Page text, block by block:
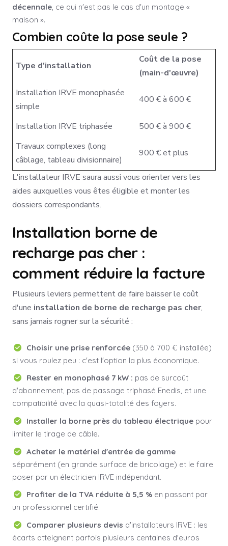
décennale, ce qui n'est pas le cas d'un montage «
maison ».
Combien coûte la pose seule ?
Type d'installation
Coût de la pose
(main-d'œuvre)
Installation IRVE monophasée
simple
400 € à 600 €
Installation IRVE triphasée
500 € à 900 €
Travaux complexes (long
câblage, tableau divisionnaire)
900 € et plus
L'installateur IRVE saura aussi vous orienter vers les
aides auxquelles vous êtes éligible et monter les
dossiers correspondants.
Installation borne de
recharge pas cher :
comment réduire la facture
Plusieurs leviers permettent de faire baisser le coût
d'une installation de borne de recharge pas cher,
sans jamais rogner sur la sécurité :
Choisir une prise renforcée(350 à 700 € installée)
si vous roulez peu : c'est l'option la plus économique.
Rester en monophasé 7 kW : pas de surcoût
d'abonnement, pas de passage triphasé Enedis, et une
compatibilité avec la quasi-totalité des foyers.
Installer la borne près du tableau électriquepour
limiter le tirage de câble.
Acheter le matériel d'entrée de gamme
séparément (en grande surface de bricolage) et le faire
poser par un électricien IRVE indépendant.
Profiter de la TVA réduite à 5,5 %en passant par
un professionnel certifié.
Comparer plusieurs devis d'installateurs IRVE : les
écarts atteignent parfois plusieurs centaines d'euros